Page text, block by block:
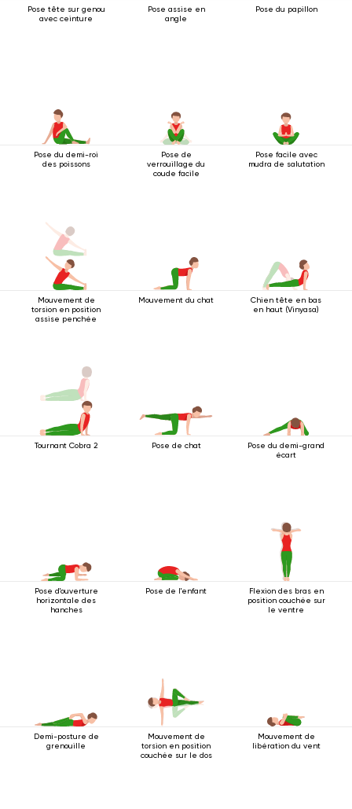
Pose tête sur genou
avec ceinture
Pose assise en
angle
Pose du papillon
Pose du demi-roi
des poissons
Pose de
verrouillage du
coude facile
Pose facile avec
mudra de salutation
Mouvement de
torsion en position
assise penchée
Mouvement du chat
Chien tête en bas
en haut (Vinyasa)
Tournant Cobra 2 Pose de chat
Pose du demi-grand
écart
Pose d'ouverture
horizontale des
hanches
Pose de l'enfant
Flexion des bras en
position couchée sur
le ventre
Demi-posture de
grenouille
Mouvement de
torsion en position
couchée sur le dos
Mouvement de
libération du vent